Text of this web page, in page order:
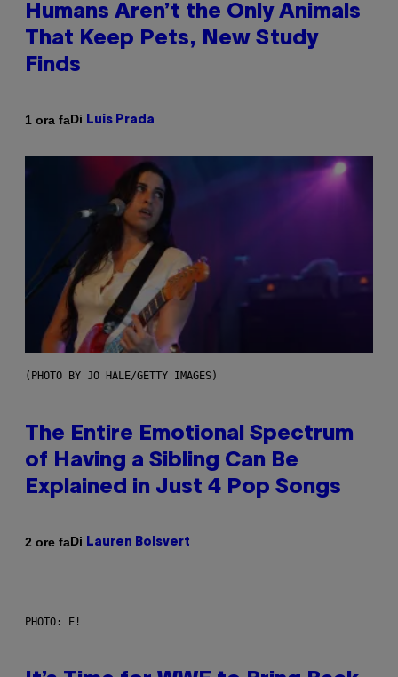
Humans Aren’t the Only Animals
That Keep Pets, New Study
Finds
1 ora faDi Luis Prada
(PHOTO BY JO HALE/GETTY IMAGES)
The Entire Emotional Spectrum
of Having a Sibling Can Be
Explained in Just 4 Pop Songs
2 ore faDi Lauren Boisvert
PHOTO: E!